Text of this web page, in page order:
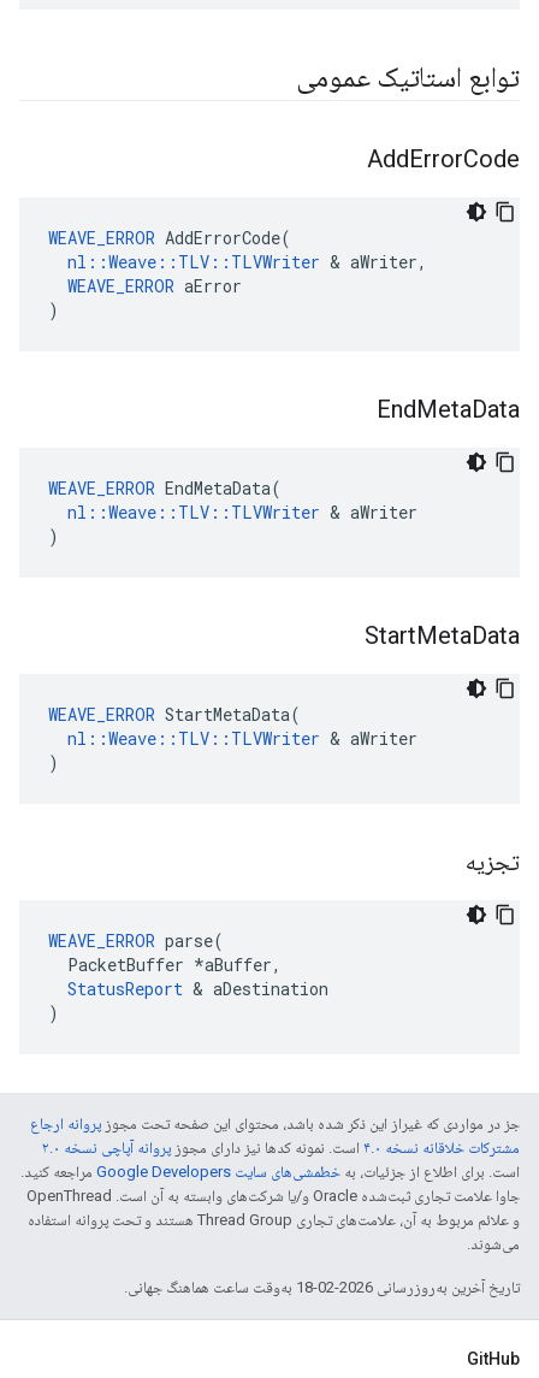
توابع استاتیک عمومی
AddErrorCode
WEAVE_ERROR AddErrorCode(
nl::Weave::TLV::TLVWriter & aWriter,
WEAVE_ERROR aError
)
EndMetaData
WEAVE_ERROR EndMetaData(
nl::Weave::TLV::TLVWriter & aWriter
)
StartMetaData
WEAVE_ERROR StartMetaData(
nl::Weave::TLV::TLVWriter & aWriter
)
تجزیه
WEAVE_ERROR parse(
  PacketBuffer *aBuffer,
StatusReport & aDestination
)
جز در مواردی که غیراز این ذکر شده باشد، محتوای این صفحه تحت مجوز پروانه ارجاع
مشترکات خلاقانه نسخه ۴.۰
است. نمونه کدها نیز دارای مجوز پروانه آپاچی نسخه ۲.۰
است. برای اطلاع از جزئیات، به خطمشی‌های سایت Google Developers‏
مراجعه کنید.
جاوا علامت تجاری ثبت‌شده Oracle و/یا شرکت‌های وابسته به آن است. ‫OpenThread
و علائم مربوط به آن، علامت‌های تجاری Thread Group هستند و تحت پروانه استفاده
می‌شوند.
تاریخ آخرین به‌روزرسانی 2026-02-18 به‌وقت ساعت هماهنگ جهانی.
GitHub